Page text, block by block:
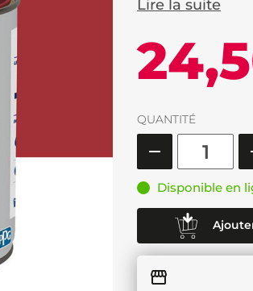
Lire la suite
QUANTITÉ
Disponible en